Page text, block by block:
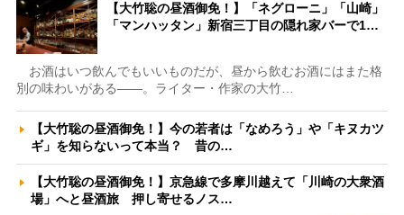
【大竹聡の昼酒御免！】「ネグローニ」「山崎」
「マンハッタン」新宿三丁目の隠れ家バーで1…
お酒はいつ飲んでもいいものだが、昼から飲むお酒にはまた格
別の味わいがある――。ライター・作家の大竹…
【大竹聡の昼酒御免！】今の若者は「なめろう」や「キヌカツ
ギ」を知らないって本当？ 昔の…
【大竹聡の昼酒御免！】京急線で多摩川越えて「川崎の大衆酒
場」へと昼酒旅 押し寄せるノス…